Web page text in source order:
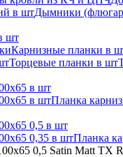
в штДымники
шт
Карнизные планки в
Торцевые планки в шт
в шт
в штПланка
0,5 в шт
0,35 в штПланка
0,5 Satin Matt TX